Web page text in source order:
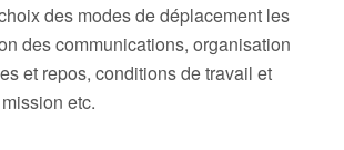
des modes de déplacement les
des communications, organisation
et repos, conditions de travail et
etc.